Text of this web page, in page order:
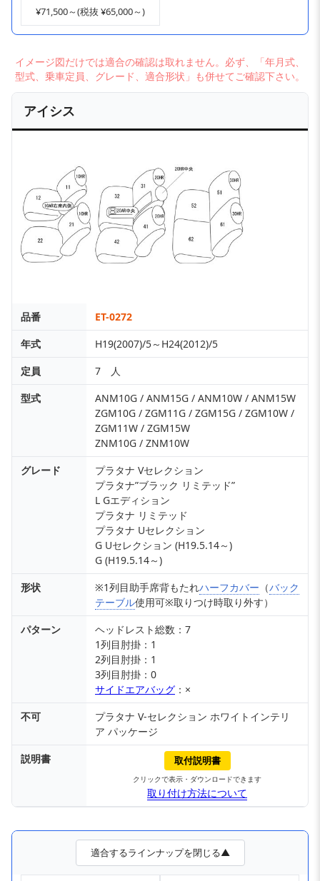
¥71,500～(税抜 ¥65,000～)
イメージ図だけでは適合の確認は取れません。必ず、「年月式、
型式、乗車定員、グレード、適合形状」も併せてご確認下さい。
アイシス
品番
ET-0272
年式
H19(2007)/5～H24(2012)/5
定員
7 人
型式
ANM10G / ANM15G / ANM10W / ANM15W
ZGM10G / ZGM11G / ZGM15G / ZGM10W /
ZGM11W / ZGM15W
ZNM10G / ZNM10W
グレード
プラタナ Vセレクション
プラタナ”ブラック リミテッド”
L Gエディション
プラタナ リミテッド
プラタナ Uセレクション
G Uセレクション (H19.5.14～)
G (H19.5.14～)
形状
※1列目助手席背もたれハーフカバー （バック
テーブル使用可※取りつけ時取り外す）
パターン
ヘッドレスト総数：7
1列目肘掛：1
2列目肘掛：1
3列目肘掛：0
サイドエアバッグ ：×
不可
プラタナ V-セレクション ホワイトインテリ
ア パッケージ
説明書
取付説明書
クリックで表示・ダウンロードできます
取り付け方法について
適合するラインナップを閉じる▲